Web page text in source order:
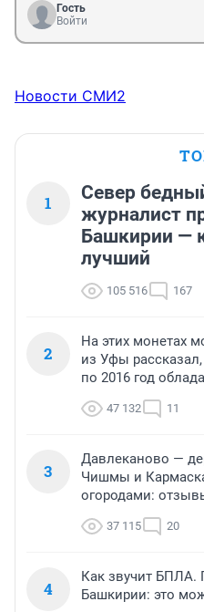
Гость
Войти
Новости СМИ2
1
Север
журналист
Башкирии —
лучший
105 516 167
2
На этих монетах
из Уфы рассказал,
по 2016 год
47 132 11
3
Давлеканово —
Чишмы и
огородами:
37 115 20
4
Как звучит БПЛА.
Башкирии: это